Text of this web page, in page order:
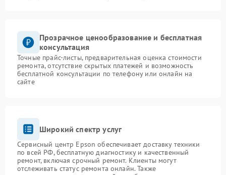
Прозрачное ценообразование и бесплатная
консультация
Точные прайс-листы, предварительная оценка стоимости
ремонта, отсутствие скрытых платежей и возможность
бесплатной консультации по телефону или онлайн на
сайте
Широкий спектр услуг
Сервисный центр Epson обеспечивает доставку техники
по всей РФ, бесплатную диагностику и качественный
ремонт, включая срочный ремонт. Клиенты могут
отслеживать статус ремонта онлайн. Также